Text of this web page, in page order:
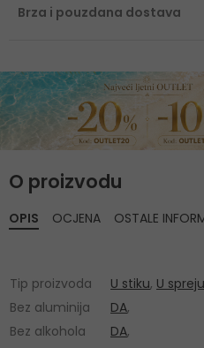
Brza i pouzdana dostava
O proizvodu
OPIS
Tip proizvoda U stiku, U spreju
Bez aluminija
DA,
Bez alkohola
DA,
OCJENA OSTALE